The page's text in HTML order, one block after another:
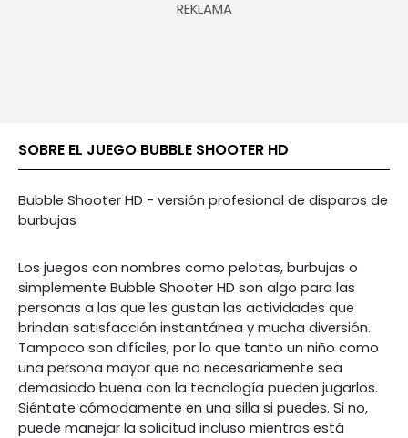
SOBRE EL JUEGO BUBBLE SHOOTER HD
Bubble Shooter HD - versión profesional de disparos de
burbujas
Los juegos con nombres como pelotas, burbujas o
simplemente Bubble Shooter HD son algo para las
personas a las que les gustan las actividades que
brindan satisfacción instantánea y mucha diversión.
Tampoco son difíciles, por lo que tanto un niño como
una persona mayor que no necesariamente sea
demasiado buena con la tecnología pueden jugarlos.
Siéntate cómodamente en una silla si puedes. Si no,
puede manejar la solicitud incluso mientras está